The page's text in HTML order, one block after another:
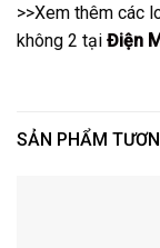
>>Xem thêm các
không 2 tại Điện
SẢN PHẨM